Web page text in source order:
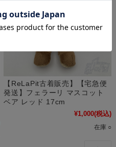
【ReLaPit古着販売】【宅急便
発送】フェラーリ マスコット
ベア レッド 17cm
¥1,000(税込)
在庫 ○